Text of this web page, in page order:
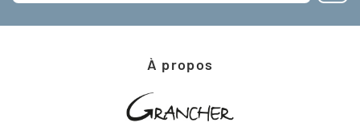
À propos